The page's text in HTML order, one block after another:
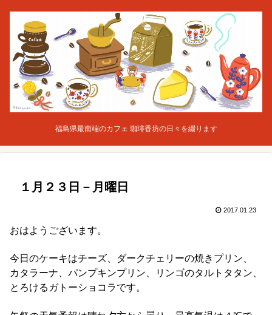
福島県最南端のカフェ 珈琲香坊の日々を綴ります
１月２３日－月曜日
2017.01.23
おはようございます。
今日のケーキはチーズ、ダークチェリーの焼きプリン、
カタラーナ、パンプキンプリン、リンゴのタルトタタン、
とろけるガトーショコラです。